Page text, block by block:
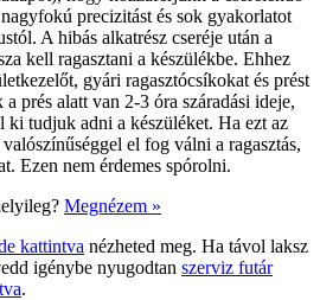
precizitást és sok gyakorlatot
A hibás alkatrész cseréje után a
kell ragasztani a készülékbe. Ehhez
gyári ragasztócsíkokat és prést
prés alatt van 2-3 óra száradási ideje,
tudjuk adni a készüléket. Ha ezt az
el fog válni a ragasztás,
Ezen nem érdemes spórolni.
Megnézem »
kattintva nézheted meg. Ha távol laksz
igénybe nyugodtan szerviz futár
.